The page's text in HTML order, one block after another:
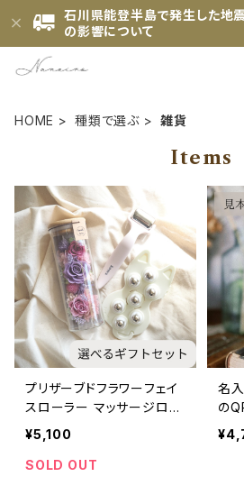
石川県能登半島で発生した地
の影響について
HOME 種類で選ぶ 雑貨
Items
プリザーブドフラワーフェイ
スローラー マッサージロー
ラー ２点でも３点でも お好
きな方でお選びください お
花とちょこっとギフトセット
¥5,100
SOLD OUT
名
の
レーザ
マ